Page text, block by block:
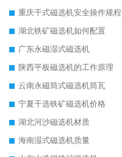
重庆干式磁选机安全操作规程
湖北铁矿磁选机如何配置
广东永磁湿式磁选机
陕西平板磁选机的工作原理
云南永磁筒式磁选机筒瓦
宁夏干选铁矿磁选机价格
湖北河沙磁选机材质
海南湿式磁选机质量